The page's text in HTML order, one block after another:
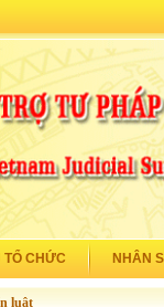
TỔ CHỨC NHÂN
luật